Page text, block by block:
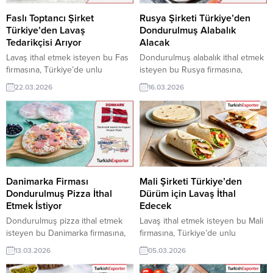
erişebilmektedir. ➤ Bu ithalat...
üyelik kredisi sahibi ihracat
şirketleri erişebilmektedir. ➤ Bu
ithalat...
Faslı Toptancı Şirket
Türkiye’den Lavaş
Tedarikçisi Arıyor
Lavaş ithal etmek isteyen bu Fas
firmasına, Türkiye’de unlu
mamuller ve paketli gıda
çözümleri ile lavaş üreticisi veya
tedarikçisi olan ihracatçı firmalar
teklif sunabilirler. Yeni bir ihracat
pazarı fırsatı olan bu alım ilanının
iletişim bilgilerine TurkishExporter
VIP üyeleri ile TE üyelik kredisi
sahibi ihracat şirketleri
erişebilmektedir. ➤ Bu ithalat
alım...
22.03.2026
Rusya Şirketi Türkiye’den
Dondurulmuş Alabalık
Alacak
Dondurulmuş alabalık ithal etmek
isteyen bu Rusya firmasına,
Türkiye’de su ürünleri ve
dondurulmuş gıda ile alabalık
üreticisi veya tedarikçisi olan
ihracatçı firmalar teklif sunabilirler.
Yeni bir ihracat pazarı fırsatı olan
bu alım ilanının iletişim bilgilerine
TurkishExporter VIP üyeleri ile TE
üyelik kredisi sahibi ihracat
şirketleri erişebilmektedir. ➤ Bu
ithalat alım...
16.03.2026
Danimarka Firması
Dondurulmuş Pizza İthal
Etmek İstiyor
Dondurulmuş pizza ithal etmek
isteyen bu Danimarka firmasına,
Türkiye’de dondurulmuş gıda ve
hazır yemek çözümleri ile
dondurulmuş pizza üreticisi veya
13.03.2026
Mali Şirketi Türkiye’den
Dürüm için Lavaş İthal
Edecek
Lavaş ithal etmek isteyen bu Mali
firmasına, Türkiye’de unlu
mamuller ve dondurulmuş gıda ile
lavaş üreticisi veya tedarikçisi
olan ihracatçı firmalar teklif
05.03.2026